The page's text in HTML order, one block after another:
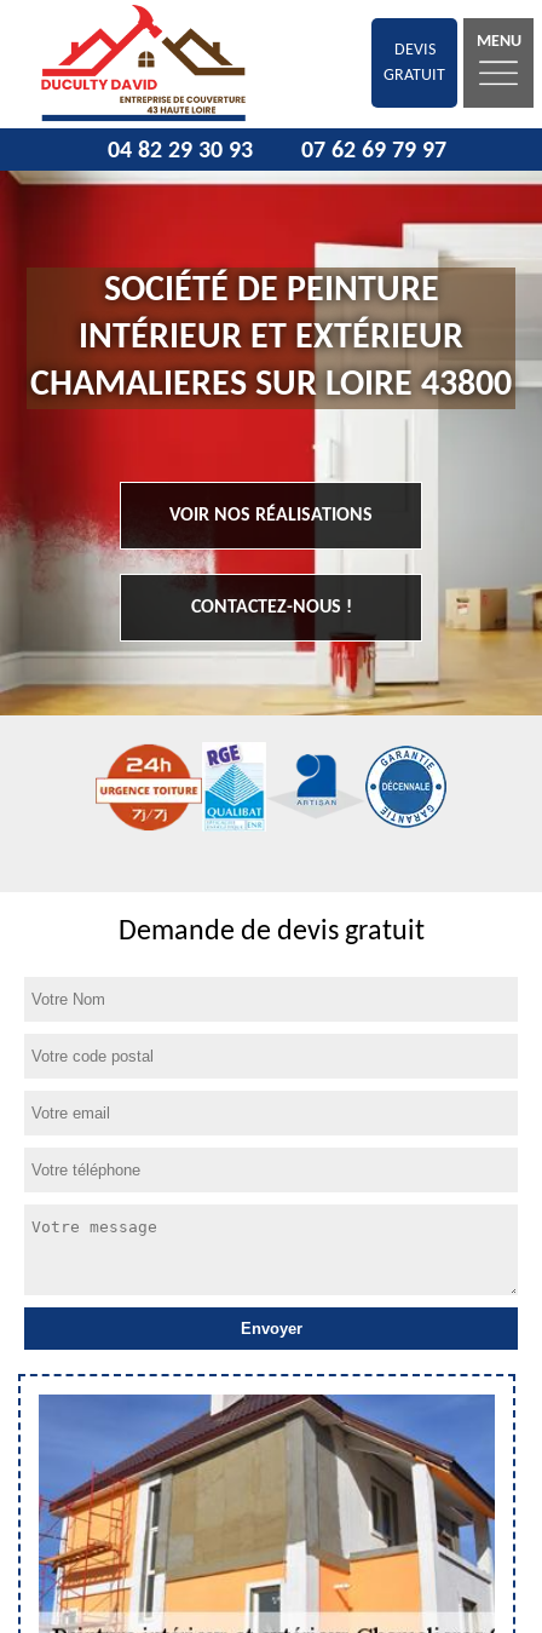
DEVIS
GRATUIT
MENU
04 82 29 30 93 07 62 69 79 97
SOCIÉTÉ DE PEINTURE
INTÉRIEUR ET EXTÉRIEUR
CHAMALIERES SUR LOIRE 43800
VOIR NOS RÉALISATIONS
CONTACTEZ-NOUS !
Demande de devis gratuit